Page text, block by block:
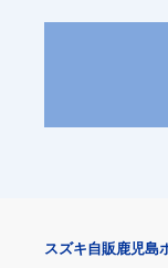
スズキ自販鹿児島